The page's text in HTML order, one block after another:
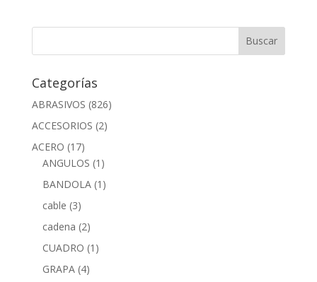
Categorías
ABRASIVOS (826)
ACCESORIOS (2)
ACERO (17)
ANGULOS (1)
BANDOLA (1)
cable (3)
cadena (2)
CUADRO (1)
GRAPA (4)